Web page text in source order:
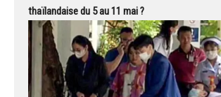
thaïlandaise du 5 au 11 mai ?